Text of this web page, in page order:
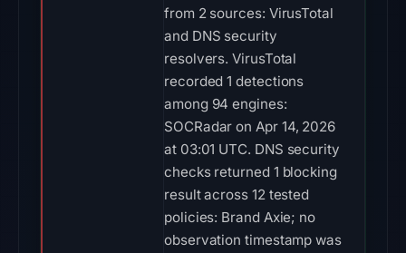
from 2 sources: VirusTotal
and DNS security
resolvers. VirusTotal
recorded 1 detections
among 94 engines:
SOCRadar on Apr 14, 2026
at 03:01 UTC. DNS security
checks returned 1 blocking
result across 12 tested
policies: Brand Axie; no
observation timestamp was